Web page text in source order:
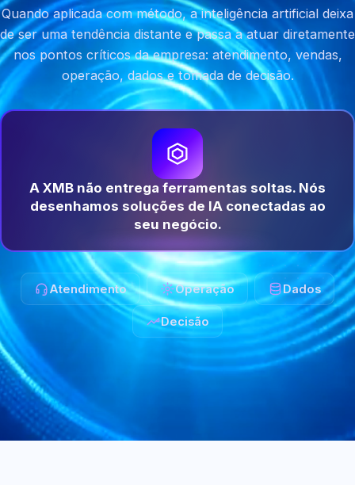
Quando aplicada com método, a inteligência artificial deixa
de ser uma tendência distante e passa a atuar diretamente
nos pontos críticos da empresa: atendimento, vendas,
operação, dados e tomada de decisão.
A XMB não entrega ferramentas soltas. Nós
desenhamos soluções de IA conectadas ao
seu negócio.
Atendimento Operação Dados
Decisão